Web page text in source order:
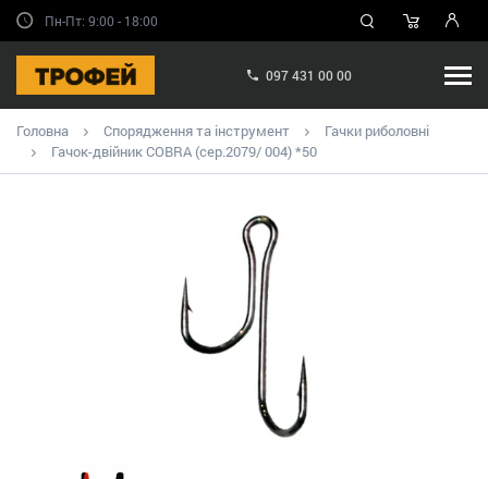
Пн-Пт: 9:00 - 18:00
097 431 00 00
Головна Спорядження та інструмент
Гачки риболовні
Гачок-двійник COBRA (сер.2079/ 004) *50